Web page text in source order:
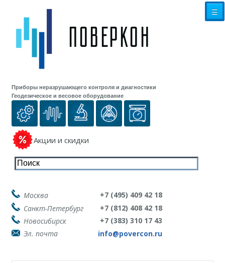
Приборы неразрушающего контроля и диагностики
Геодезическое и весовое оборудование
Акции и скидки
☰
Москва
+7 (495) 409 42 18
Санкт-Петербург
+7 (812) 408 42 18
Новосибирск
+7 (383) 310 17 43
Эл. почта
info@povercon.ru